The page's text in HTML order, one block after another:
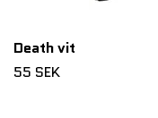
Death vit
55 SEK